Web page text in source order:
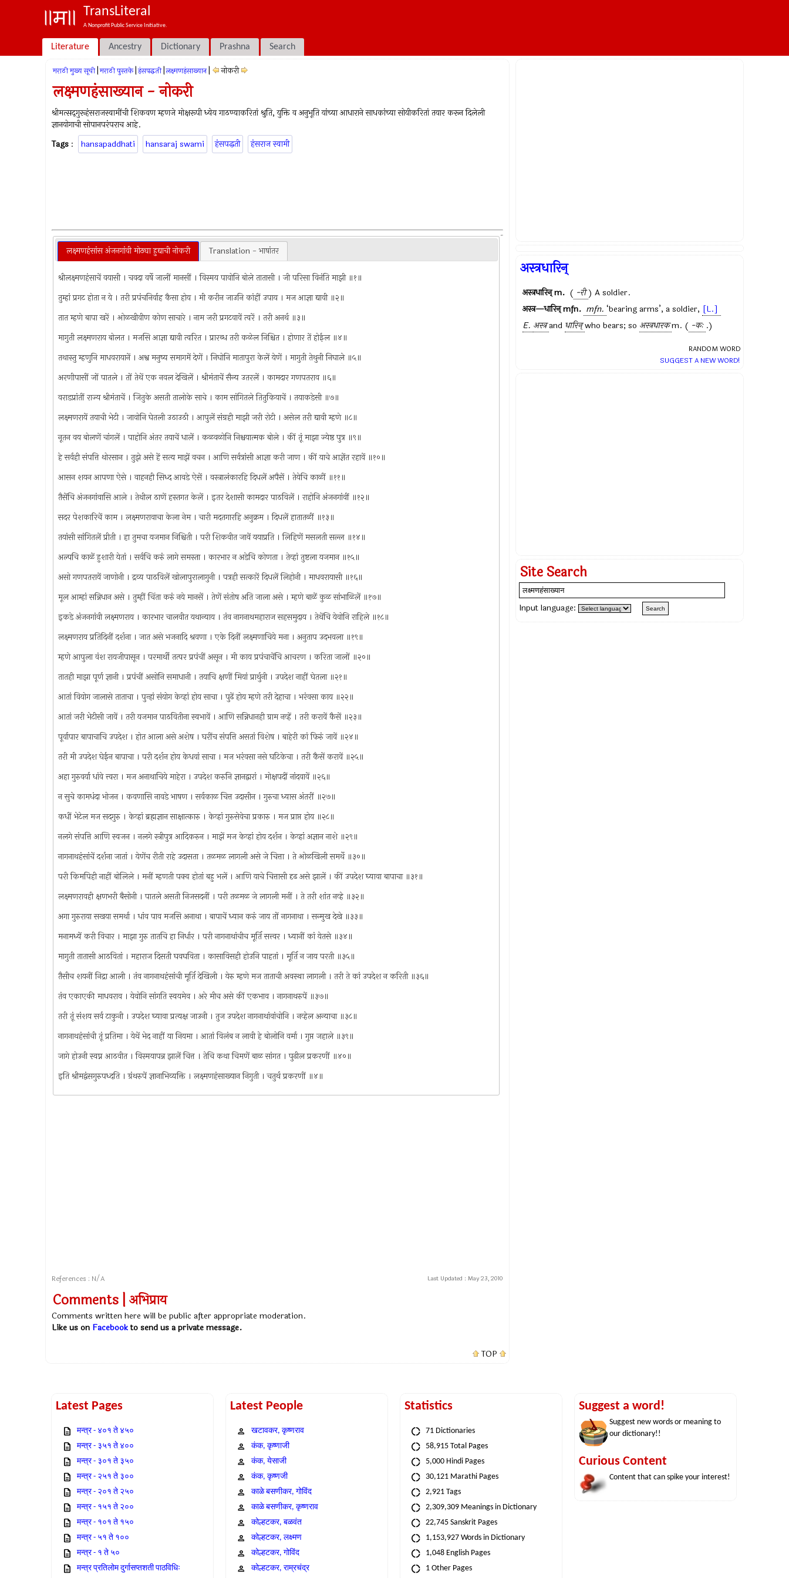
TransLiteral
A Nonprofit Public Service Initiative.
Literature Ancestry Dictionary Prashna Search
मराठी मुख्य सूची मराठी पुस्तके हंसपद्धती लक्ष्मणहंसाख्यान नोकरी
लक्ष्मणहंसाख्यान - नोकरी
श्रीमत्सद्‍गुरूहंसराजस्वामींची शिकवण म्हणजे मोक्षरूपी ध्येय गाठण्याकरितां श्रुति, युक्ति व अनुभूति यांच्या आधाराने साधकांच्या सोयीकरितां तयार करून दिलेली
ज्ञानयोगाची सोपानपरंपराच आहे.
Tags : hansapaddhati hansaraj swami हंसपद्धती हंसराज स्वामी
लक्ष्मणहंसांस अंजनगांवी मोठ्या हुद्याची नोकरी Translation - भाषांतर
श्रीलक्ष्मणहंसाचें वयासी । चवदा वर्षे जालीं मानसीं । विस्मय पावोनि बोले तातासी । जी परिसा विनंति माझी ॥१॥
तुम्हां प्रगट होता न ये । तरी प्रपंचनिर्वाह कैसा होय । मी करीन जाउनि कांहीं उपाय । मज आज्ञा द्यावी ॥२॥
तात म्हणे बापा खरें । ओळखीवीण कोण साचारे । नाम जरी प्रगटवावें त्वरें । तरी अनर्थ ॥३॥
मागुती लक्ष्मणराय बोलत । मजसि आज्ञा द्यावी त्वरित । प्रारब्ध तरी कळेल निश्चित । होणार तें होईल ॥४॥
तथास्तु म्हणुनि माधवरायानें । अश्व मनुष्य समागमें देणें । निघोनि मातापुरा केलें येणें । मागुती तेथुनी निघाले ॥५॥
अरणीपासीं जों पातले । तों तेथें एक नवल देखिलें । श्रीमंताचें सैन्य उतरलें । कामदार गणपतराव ॥६॥
वराडप्रांतीं राज्य श्रीमंताचें । जितुके असती तालोके साचे । काम सांगितले तितुकियाचें । तयाकडेसी ॥७॥
लक्ष्मणरायें तयाची भेटी । जावोनि घेतली उठाउठी । आपुलें संग्रही माझी जरी रोटी । असेल तरी द्यावी म्हणे ॥८॥
नूतन वय बोलणें चांगलें । पाहोनि अंतर तयाचें धालें । कळवळोनि निश्चयात्मक बोले । कीं तूं माझा ज्येष्ठ पुत्र ॥९॥
हे सर्वही संपत्ति थोरसान । तुझे असे हें सत्य माझें वचन । आणि सर्वत्रांसी आज्ञा करी जाण । कीं याचे आज्ञेंत रहावें ॥१०॥
आसन शयन आपणा ऐसे । वाहनही सिध्द आवडे ऐसें । वस्त्रालंकारहि दिधलें अपैसें । तेयेचि काळीं ॥११॥
तैसेंचि अंजनगांवासि आले । तेथील ठाणें हस्तगत केलें । इतर देशासी कामदार पाठविलें । राहोनि अंजनगांवीं ॥१२॥
सदर पेशकारिचें काम । लक्ष्मणरावाचा केला नेम । चारी मदतगारहि अनुक्रम । दिधलें हातातळीं ॥१३॥
तयांसी सांगितलें प्रीती । हा तुमचा यजमान निश्चिती । परी शिकवीत जावें ययाप्रति । लिहिणें मसलती सल्ल ॥१४॥
अल्पचि काळें हुशारी येतां । सर्वचि करुं लागे समस्ता । कारभार न अडेचि कोणता । तेव्हां तुष्टला यजमान ॥१५॥
असो गणपतरायें जाणोनी । द्रव्य पाठविलें खोलापुरालागुनी । पत्रही सत्कारें दिधलें लिहोनी । माधवरायासी ॥१६॥
मूल आम्हां सन्निधान असे । तुम्हीं चिंता करुं नये मानसें । तेणें संतोष अति जाला असे । म्हणे बाळें कुळ सांभाळिलें ॥१७॥
इकडे अंजनगांवी लक्ष्मणराय । कारभार चालवीत यथान्याय । तंव नागनाथमहाराज सहसमुदाय । तेथेंचि येवोनि राहिले ॥१८॥
लक्ष्मणराय प्रतिदिनीं दर्शना । जात असे भजनादि श्रवणा । एके दिनीं लक्ष्मणाचिये मना । अनुताप उदभवला ॥१९॥
म्हणे आपुला वंश रायजीपासून । परमार्थी तत्पर प्रपंचीं असून । मी काय प्रपंचाचेंचि आचरण । करिता जालों ॥२०॥
तातही माझा पूर्ण ज्ञानी । प्रपंचीं असोनि समाधानी । तयाचि क्षणीं मियां प्रार्थुनी । उपदेश नाहीं घेतला ॥२१॥
आतां वियोग जालासे ताताचा । पुन्हां संयोग केव्हां होय साचा । पुढें होय म्हणे तरी देहाचा । भरंवसा काय ॥२२॥
आतां जरी भेटीसी जावें । तरी यजमान पाठवितीना स्वभावें । आणि सन्निधानही ग्राम नव्हें । तरी करावें कैसें ॥२३॥
पूर्वापार बापाचाचि उपदेश । होत आला असे अशेष । घरींच संपत्ति असतां विशेष । बाहेरी कां फिरुं जावें ॥२४॥
तरी मी उपदेश घेईन बापाचा । परी दर्शन होय केधवां साचा । मज भरंवसा नसे घटिकेचा । तरी कैसें करावें ॥२५॥
अहा गुरुवर्या धांवे त्त्वरा । मज अनाथाचिये माहेरा । उपदेश करुनि ज्ञानद्वारां । मोक्षपदीं नांदवावें ॥२६॥
न सुचे कामधंदा भोजन । कवणासि नावडे भाषण । सर्वकाळ चित्त उदासीन । गुरुचा ध्यास अंतरीं ॥२७॥
कधीं भेटेल मज सदगुरु । केव्हां ब्रह्मज्ञान साक्षात्कारु । केव्हां गुरुसेवेचा प्रकारु । मज प्राप्त होय ॥२८॥
नलगे संपत्ति आणि स्वजन । नलगे स्त्रीपुत्र आदिकरुन । माझें मज केव्हां होय दर्शन । केव्हां अज्ञान नाशे ॥२९॥
नागनाथहंसांचें दर्शना जातां । येणेंच रीती राहे उदासता । तळमळ लागली असे जे चित्ता । ते ओळखिली समर्थे ॥३०॥
परी किमपिही नाहीं बोलिले । मनीं म्हणती पक्व होतां बहु भलें । आणि याचे चित्तासी दृढ असे झालें । कीं उपदेश घ्यावा बापाचा ॥३१॥
लक्ष्मणरावही क्षणभरी बैसोनी । पातले असती निजसदनीं । परी तळमळ जे लागली मनीं । ते तरी शांत नव्हे ॥३२॥
अगा गुरुराया सखया समर्था । धांव पाव मजसि अनाथा । बापाचें ध्यान करुं जाय तों नागनाथा । सन्मुख देखे ॥३३॥
मनामध्यें करी विचार । माझा गुरु तातचि हा निर्धार । परी नागनाथांचीच मूर्ति सत्त्वर । ध्यानीं कां येतसे ॥३४॥
मागुती तातासी आठवितां । महाराज दिसती घवघविता । कासाविसही होउनि पाहतां । मूर्ति न जाय परती ॥३५॥
तैसीच शयनीं निद्रा आली । तंव नागनाथहंसांची मूर्ति देखिली । येरु म्हणे मज ताताची अवस्था लागली । तरी ते कां उपदेश न करिती ॥३६॥
तंव एकाएकी माधवराव । येवोनि सांगति स्वयमेव । अरे मीच असे कीं एकभाव । नागनाथरुपें ॥३७॥
तरी तूं संशय सर्व टाकुनी । उपदेश घ्यावा प्रत्यक्ष जाउनी । तुज उपदेश नागनाथांवांचोनि । नव्हेल अन्याचा ॥३८॥
नागनाथहंसांची तूं प्रतिमा । येथें भेद नाहीं या नियमा । आतां विलंब न लावी हे बोलोनि वर्मा । गुप्त जहाले ॥३९॥
जागे होउनी स्वप्न आठवीत । विस्मयापन्न झालें चित्त । तेचि कथा चिमणें बाळ सांगत । पुढील प्रकरणीं ॥४०॥
इति श्रीमद्वंसगुरुपध्दति । ग्रंथरुपें ज्ञानाभिव्यक्ति । लक्ष्मणहंसाख्यान निगुती । चतुर्थ प्रकरणीं ॥४॥
References : N/A Last Updated : May 23, 2010
Comments | अभिप्राय
Comments written here will be public after appropriate moderation.
Like us on Facebookto send us a private message.
TOP
अस्त्रधारिन्
अस्त्रधारिन्m. ( -री) A soldier.
अस्त्र—धारिन्mfn. mfn. ‘bearing arms’, a soldier, [L.]
E. अस्त्रand धारिन्who bears; so अस्त्रधारकm. ( -कः .)
RANDOM WORD
SUGGEST A NEW WORD!
Site Search
Input language:
Latest Pages
मन्त्र - ४०१ ते ४५०
मन्त्र - ३५१ ते ४००
मन्त्र - ३०१ ते ३५०
मन्त्र - २५१ ते ३००
मन्त्र - २०१ ते २५०
मन्त्र - १५१ ते २००
मन्त्र - १०१ ते १५०
मन्त्र - ५१ ते १००
मन्त्र - १ ते ५०
मन्त्र प्रतिलोम दुर्गासप्तशती पाठविधिः
Latest People
खटावकर, कृष्णराव
कंक, कृष्णाजी
कंक, येसाजी
कंक, कृष्णजी
काळे बसणीकर, गोविंद
काळे बसणीकर, कृष्णराव
कोल्हटकर, बळवंत
कोल्हटकर, लक्ष्मण
कोल्हटकर, गोविंद
कोल्हटकर, राम्रचंद्र
Statistics
71 Dictionaries
58,915 Total Pages
5,000 Hindi Pages
30,121 Marathi Pages
2,921 Tags
2,309,309 Meanings in Dictionary
22,745 Sanskrit Pages
1,153,927 Words in Dictionary
1,048 English Pages
1 Other Pages
Suggest a word!
Suggest new words or meaning to
our dictionary!!
Curious Content
Content that can spike your interest!